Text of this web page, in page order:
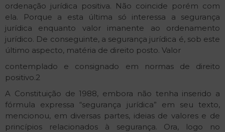
ordenação jurídica positiva. Não coincide porém com
ela. Porque a esta última só interessa a segurança
jurídica enquanto valor imanente ao ordenamento
jurídico. De conseguinte, a segurança jurídica é, sob este
último aspecto, matéria de direito posto. Valor
contemplado e consignado em normas de direito
positivo.2
A Constituição de 1988, embora não tenha inserido a
fórmula expressa “segurança jurídica” em seu texto,
mencionou, em diversas partes, ideias de valores e de
princípios relacionados à segurança. Ora, logo no